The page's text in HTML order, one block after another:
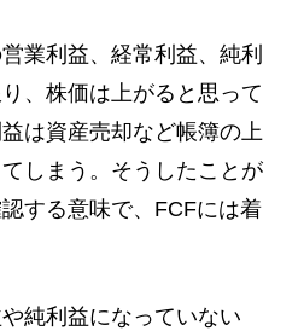
業利益、経常利益、純利
、株価は上がると思って
は資産売却など帳簿の上
しまう。そうしたことが
する意味で、FCFには着
純利益になっていない